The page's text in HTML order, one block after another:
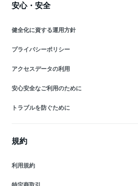
安心・安全
健全化に資する運用方針
プライバシーポリシー
アクセスデータの利用
安心安全なご利用のために
トラブルを防ぐために
規約
利用規約